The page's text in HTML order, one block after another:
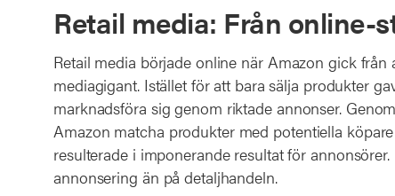
Retail media: Från online-
Retail media började online när Amazon gick från
mediagigant. Istället för att bara sälja produkter
marknadsföra sig genom riktade annonser.
Amazon matcha produkter med potentiella
resulterade i imponerande resultat för
annonsering än på detaljhandeln.